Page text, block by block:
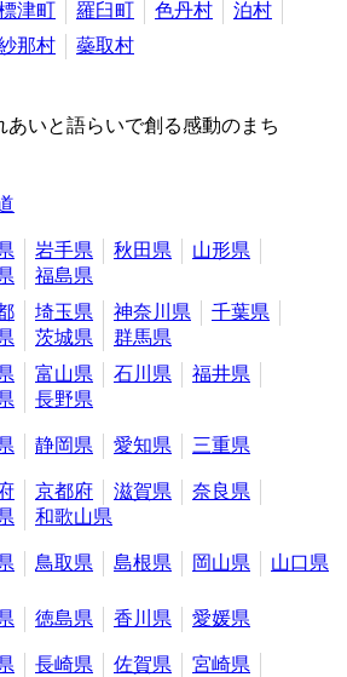
津町 羅臼町 色丹村
泊村
那村 蘂取村
あいと語らいで創る感動のまち
岩手県 秋田県
山形県
福島県
埼玉県 神奈川県
千葉県
茨城県 群馬県
富山県 石川県
福井県
長野県
静岡県 愛知県 三重県
京都府 滋賀県
奈良県
和歌山県
鳥取県 島根県 岡山県 山口県
徳島県 香川県 愛媛県
長崎県 佐賀県 宮崎県